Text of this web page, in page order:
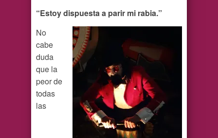
“Estoy dispuesta a parir mi rabia.”
No
cabe
duda
que la
peor de
todas
las